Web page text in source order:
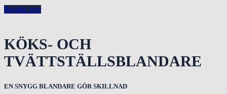
Berätta mer
KÖKS- OCH
TVÄTTSTÄLLSBLANDARE
EN SNYGG BLANDARE GÖR SKILLNAD